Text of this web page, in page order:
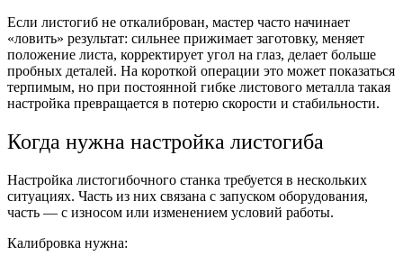
Если листогиб не откалиброван, мастер часто начинает
«ловить» результат: сильнее прижимает заготовку, меняет
положение листа, корректирует угол на глаз, делает больше
пробных деталей. На короткой операции это может показаться
терпимым, но при постоянной гибке листового металла такая
настройка превращается в потерю скорости и стабильности.
Когда нужна настройка листогиба
Настройка листогибочного станка требуется в нескольких
ситуациях. Часть из них связана с запуском оборудования,
часть — с износом или изменением условий работы.
Калибровка нужна: